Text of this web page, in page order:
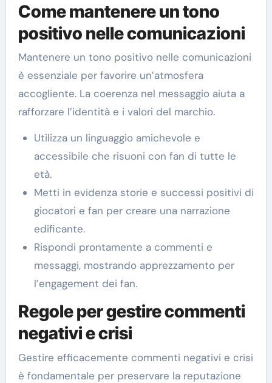
Come mantenere un tono
positivo nelle comunicazioni
Mantenere un tono positivo nelle comunicazioni
è essenziale per favorire un’atmosfera
accogliente. La coerenza nel messaggio aiuta a
rafforzare l’identità e i valori del marchio.
Utilizza un linguaggio amichevole e
accessibile che risuoni con fan di tutte le
età.
Metti in evidenza storie e successi positivi di
giocatori e fan per creare una narrazione
edificante.
Rispondi prontamente a commenti e
messaggi, mostrando apprezzamento per
l’engagement dei fan.
Regole per gestire commenti
negativi e crisi
Gestire efficacemente commenti negativi e crisi
è fondamentale per preservare la reputazione